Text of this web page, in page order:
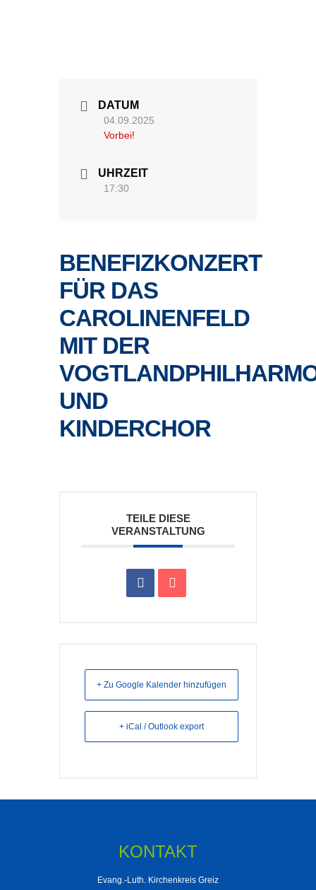
DATUM
04.09.2025
Vorbei!
UHRZEIT
17:30
BENEFIZKONZERT
FÜR DAS
CAROLINENFELD
MIT DER
UND
KINDERCHOR
TEILE DIESE
VERANSTALTUNG
+ Zu Google Kalender hinzufügen
+ iCal / Outlook export
KONTAKT
Evang.-Luth. Kirchenkreis Greiz